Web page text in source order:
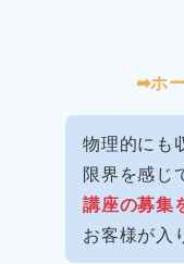
➡︎ホ
物理的にも
限界を感じ
講座の募集
お客様が入